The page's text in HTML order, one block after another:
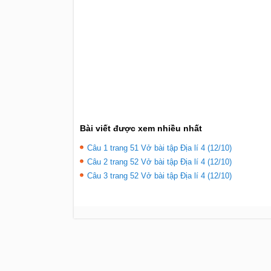
Bài viết được xem nhiều nhất
Câu 1 trang 51 Vở bài tập Địa lí 4 (12/10)
Câu 2 trang 52 Vở bài tập Địa lí 4 (12/10)
Câu 3 trang 52 Vở bài tập Địa lí 4 (12/10)